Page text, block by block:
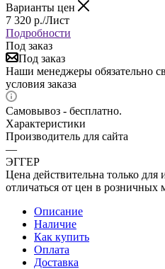
Варианты цен
7 320 р./Лист
Подробности
Под заказ
Под заказ
Наши менеджеры обязательно
условия заказа
Самовывоз - бесплатно.
Характеристики
Производитель для сайта
—
ЭГГЕР
Цена действительна только
отличаться от цен в розничных
Описание
Наличие
Как купить
Оплата
Доставка